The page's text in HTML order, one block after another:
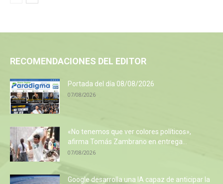
RECOMENDACIONES DEL EDITOR
Portada del día 08/08/2026
07/08/2026
«No tenemos que ver colores políticos»,
afirma Tomás Zambrano en entrega...
07/08/2026
Google desarrolla una IA capaz de anticipar la